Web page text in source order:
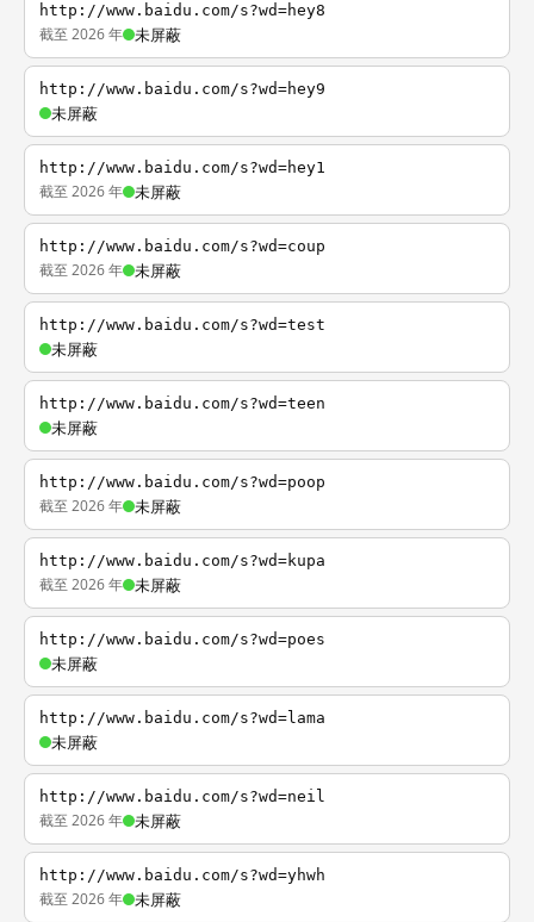
http://www.baidu.com/s?wd=hey8
截至 2026 年 未屏蔽
http://www.baidu.com/s?wd=hey9
未屏蔽
http://www.baidu.com/s?wd=hey1
截至 2026 年 未屏蔽
http://www.baidu.com/s?wd=coup
截至 2026 年 未屏蔽
http://www.baidu.com/s?wd=test
未屏蔽
http://www.baidu.com/s?wd=teen
未屏蔽
http://www.baidu.com/s?wd=poop
截至 2026 年 未屏蔽
http://www.baidu.com/s?wd=kupa
截至 2026 年 未屏蔽
http://www.baidu.com/s?wd=poes
未屏蔽
http://www.baidu.com/s?wd=lama
未屏蔽
http://www.baidu.com/s?wd=neil
截至 2026 年 未屏蔽
http://www.baidu.com/s?wd=yhwh
截至 2026 年 未屏蔽